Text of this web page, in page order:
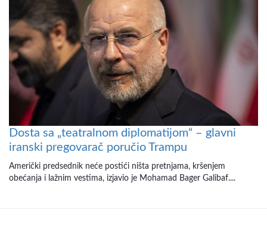
Dosta sa „teatralnom diplomatijom“ – glavni
iranski pregovarač poručio Trampu
Američki predsednik neće postići ništa pretnjama, kršenjem
obećanja i lažnim vestima, izjavio je Mohamad Bager Galibaf....